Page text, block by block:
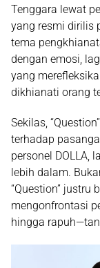
Tenggara lewat
yang resmi dirilis
tema
dengan emosi ,
yang
dikhianati orang
Sekilas,
terhadap
personel DOLLA,
lebih dalam.
“Question” justru
mengonfrontasi
hingga